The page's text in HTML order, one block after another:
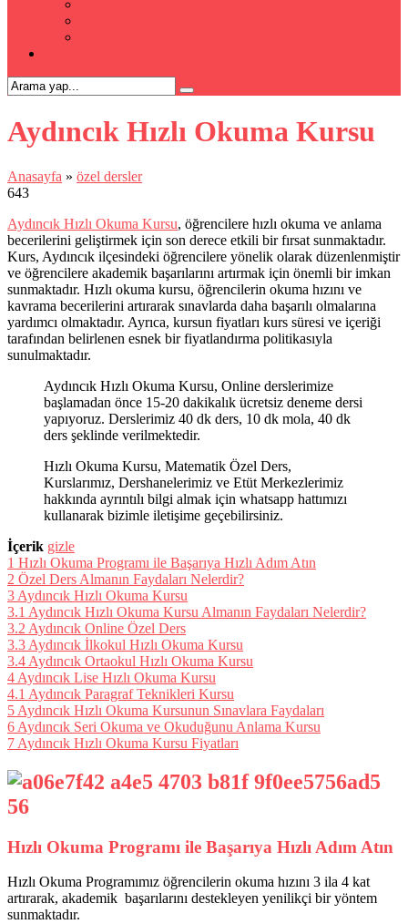
Aydıncık Hızlı Okuma Kursu
Anasayfa » özel dersler
643
Aydıncık Hızlı Okuma Kursu, öğrencilere hızlı okuma ve anlama
becerilerini geliştirmek için son derece etkili bir fırsat sunmaktadır.
Kurs, Aydıncık ilçesindeki öğrencilere yönelik olarak düzenlenmiştir
ve öğrencilere akademik başarılarını artırmak için önemli bir imkan
sunmaktadır. Hızlı okuma kursu, öğrencilerin okuma hızını ve
kavrama becerilerini artırarak sınavlarda daha başarılı olmalarına
yardımcı olmaktadır. Ayrıca, kursun fiyatları kurs süresi ve içeriği
tarafından belirlenen esnek bir fiyatlandırma politikasıyla
sunulmaktadır.
Aydıncık Hızlı Okuma Kursu, Online derslerimize
başlamadan önce 15-20 dakikalık ücretsiz deneme dersi
yapıyoruz. Derslerimiz 40 dk ders, 10 dk mola, 40 dk
ders şeklinde verilmektedir.
Hızlı Okuma Kursu, Matematik Özel Ders,
Kurslarımız, Dershanelerimiz ve Etüt Merkezlerimiz
hakkında ayrıntılı bilgi almak için whatsapp hattımızı
kullanarak bizimle iletişime geçebilirsiniz.
İçerik gizle
1 Hızlı Okuma Programı ile Başarıya Hızlı Adım Atın
2 Özel Ders Almanın Faydaları Nelerdir?
3 Aydıncık Hızlı Okuma Kursu
3.1 Aydıncık Hızlı Okuma Kursu Almanın Faydaları Nelerdir?
3.2 Aydıncık Online Özel Ders
3.3 Aydıncık İlkokul Hızlı Okuma Kursu
3.4 Aydıncık Ortaokul Hızlı Okuma Kursu
4 Aydıncık Lise Hızlı Okuma Kursu
4.1 Aydıncık Paragraf Teknikleri Kursu
5 Aydıncık Hızlı Okuma Kursunun Sınavlara Faydaları
6 Aydıncık Seri Okuma ve Okuduğunu Anlama Kursu
7 Aydıncık Hızlı Okuma Kursu Fiyatları
Hızlı Okuma Programı ile Başarıya Hızlı Adım Atın
Hızlı Okuma Programımız öğrencilerin okuma hızını 3 ila 4 kat
artırarak, akademik başarılarını destekleyen yenilikçi bir yöntem
sunmaktadır.